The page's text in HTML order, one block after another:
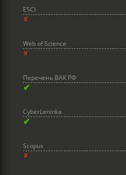
ESCI
✘
Web of Science
✘
Перечень ВАК РФ
✔
CyberLeninka
✔
Scopus
✘